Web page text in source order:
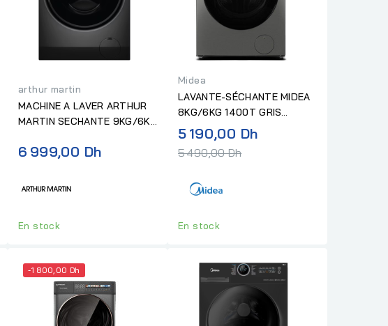
arthur martin
MACHINE A LAVER ARTHUR
MARTIN SECHANTE 9KG/6KG
6 999,00 Dh
En stock
Midea
LAVANTE-SÉCHANTE MIDEA
8KG/6KG 1400T GRIS
TITANE
5 190,00 DhPrix
5 490,00 Dh
En stock
-1 800,00 Dh